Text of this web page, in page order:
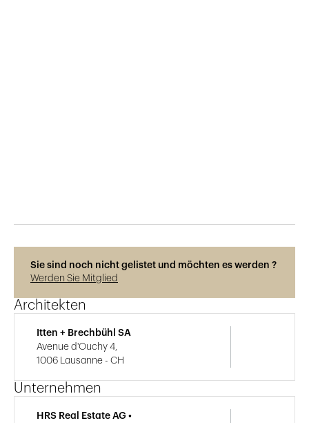
Sie sind noch nicht gelistet und möchten es werden ?
Werden Sie Mitglied
Architekten
Itten + Brechbühl SA
Avenue d'Ouchy 4,
1006 Lausanne - CH
Unternehmen
HRS Real Estate AG •